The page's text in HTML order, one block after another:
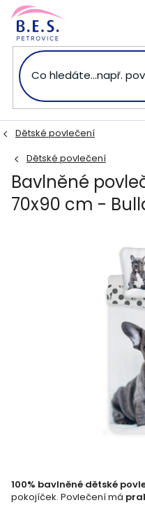
Přejít
obsah
Dětské povlečení
Dětské povlečení
Bavlněné
70x90 cm -
100% bavlněné dětské
pokojíček. Povlečení má